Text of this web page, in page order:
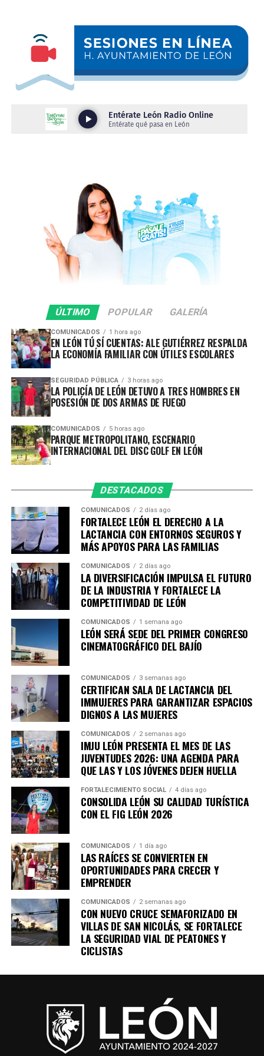
durante su segunda Asamblea Nacional 2026, que tiene
como sede a León.
“Hay mucho potencial de crecimiento en la parte de
inversiones porque siempre estamos para facilitar,
para quien viene y pone un negocio; hay mano de
obra calificada porque capacitamos, formamos y
Asimismo, resaltó que León se caracteriza por ser una
ciudad construida por personas trabajadoras locales y
foráneas, estas últimas que encontraron oportunidades
y decidieron hacer del municipio su hogar.
“Aquí estamos en León para recibirlos con las
puertas abiertas y las ventanas abiertas, que León lo
más importante que tiene es su gente, y de mucha
que se enamoran de la ciudad y que deciden
quedarse a vivir aquí”, señaló.
Además, se impulsan programas gratuitos de
capacitación en herramientas como idiomas, Excel,
Word e inteligencia artificial, además de acercar
oportunidades laborales mediante Chamba Módulo,
plataforma que mantiene actualizadas las vacantes
disponibles para perfiles que van desde educación básica
hasta nivel profesional.
Como resultado de esta política de facilitación y
registra 531 millones de dólares en inversiones
internacional, que representan más de 10 mil empleos
comprometidos, oportunidades que fortalecen la
economía de las familias y consolidan al municipio como
un destino competitivo para el desarrollo de nuevos
La ANIVIP agrupa a fabricantes de elementos
prefabricados de concreto, proveedores, fabricantes de
insumos y empresas especializadas en maquinaria y
tecnología para la construcción.
Héctor Rodríguez Velázquez resaltó que uno de los
principales propósitos del encuentro es compartir
experiencias y mejores prácticas que permitan
profesionalizar y fortalecer los sistemas de
construcción en México.
“Lo que nos une son esas ganas de formalizar la
construcción, sabemos que la construcción tiene
muchas aristas y aquí lo que buscamos es
formalizar, compartir las mejores prácticas que
tenemos en las empresas”, explicó.
El encuentro cobra relevancia este año, ya que el
Gobierno Municipal contempla 568 obras y acciones,
con una inversión superior a los 4 mil 174 millones de
pesos, lo que genera un entorno favorable para el
desarrollo de la industria de la construcción y de las
cadenas productivas relacionadas.
Con diálogo permanente, infraestructura, talento y
condiciones para invertir, la presente administración
continúa haciendo equipo con el sector productivo para
que León sea una ciudad donde las empresas encuentren
ÚLTIMO POPULAR GALERÍA
COMUNICADOS 1 hora ago
EN LEÓN TÚ SÍ CUENTAS: ALE GUTIÉRREZ RESPALDA
LA ECONOMÍA FAMILIAR CON ÚTILES ESCOLARES
SEGURIDAD PÚBLICA 3 horas ago
LA POLICÍA DE LEÓN DETUVO A TRES HOMBRES EN
POSESIÓN DE DOS ARMAS DE FUEGO
COMUNICADOS 5 horas ago
PARQUE METROPOLITANO, ESCENARIO
INTERNACIONAL DEL DISC GOLF EN LEÓN
DESTACADOS
COMUNICADOS 2 días ago
FORTALECE LEÓN EL DERECHO A LA
LACTANCIA CON ENTORNOS SEGUROS Y
MÁS APOYOS PARA LAS FAMILIAS
COMUNICADOS 2 días ago
LA DIVERSIFICACIÓN IMPULSA EL FUTURO
DE LA INDUSTRIA Y FORTALECE LA
COMPETITIVIDAD DE LEÓN
COMUNICADOS 1 semana ago
LEÓN SERÁ SEDE DEL PRIMER CONGRESO
CINEMATOGRÁFICO DEL BAJÍO
COMUNICADOS 3 semanas ago
CERTIFICAN SALA DE LACTANCIA DEL
IMMUJERES PARA GARANTIZAR ESPACIOS
DIGNOS A LAS MUJERES
COMUNICADOS 2 semanas ago
IMJU LEÓN PRESENTA EL MES DE LAS
JUVENTUDES 2026: UNA AGENDA PARA
QUE LAS Y LOS JÓVENES DEJEN HUELLA
FORTALECIMIENTO SOCIAL 4 días ago
CONSOLIDA LEÓN SU CALIDAD TURÍSTICA
CON EL FIG LEÓN 2026
COMUNICADOS 1 día ago
LAS RAÍCES SE CONVIERTEN EN
OPORTUNIDADES PARA CRECER Y
EMPRENDER
COMUNICADOS 2 semanas ago
CON NUEVO CRUCE SEMAFORIZADO EN
VILLAS DE SAN NICOLÁS, SE FORTALECE
LA SEGURIDAD VIAL DE PEATONES Y
CICLISTAS